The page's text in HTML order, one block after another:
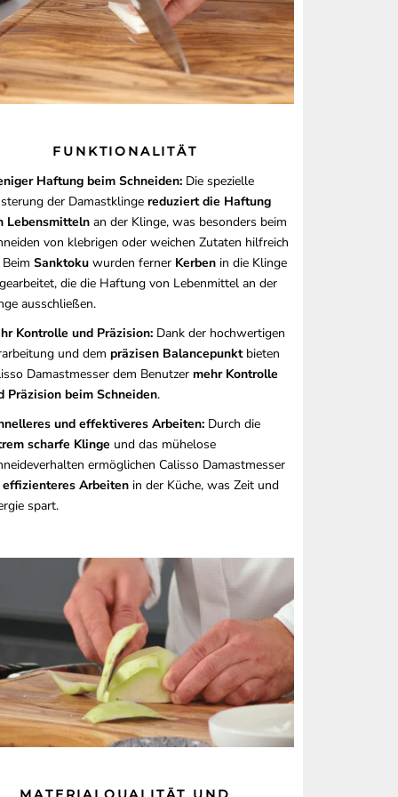
FUNKTIONALITÄT
Haftung beim Schneiden: Die spezielle
der Damastklinge reduziert die Haftung
Lebensmitteln an der Klinge, was besonders beim
von klebrigen oder weichen Zutaten hilfreich
Sanktoku wurden ferner Kerben in die Klinge
die die Haftung von Lebenmittel an der
ausschließen.
Kontrolle und Präzision: Dank der hochwertigen
und dem präzisen Balancepunktbieten
Damastmesser dem Benutzer mehr Kontrolle
Präzision beim Schneiden.
und effektiveres Arbeiten: Durch die
scharfe Klinge und das mühelose
ermöglichen Calisso Damastmesser
effizienteres Arbeiten in der Küche, was Zeit und
spart.